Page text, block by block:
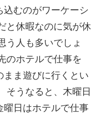
むのがワーケーシ
と休暇なのに気が休
う人も多いでしょ
のホテルで仕事を
まま遊びに行くとい
そうなると、木曜日
曜日はホテルで仕事